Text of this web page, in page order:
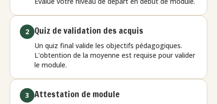
2 Quiz de validation des acquis
Un quiz final valide les objectifs pédagogiques.
L'obtention de la moyenne est requise pour valider
le module.
3 Attestation de module